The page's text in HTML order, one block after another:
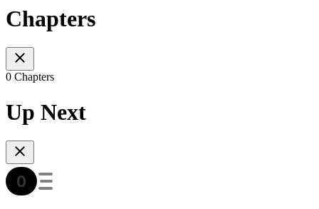
Chapters
0 Chapters
Up Next